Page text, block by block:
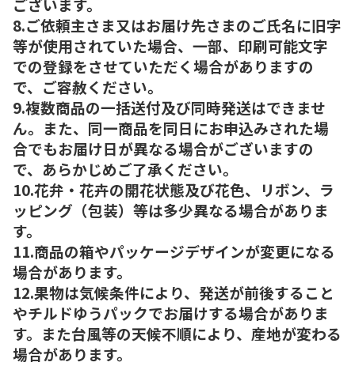
ございます。
8.ご依頼主さま又はお届け先さまのご氏名に旧字
等が使用されていた場合、一部、印刷可能文字
での登録をさせていただく場合がありますの
で、ご容赦ください。
9.複数商品の一括送付及び同時発送はできませ
ん。また、同一商品を同日にお申込みされた場
合でもお届け日が異なる場合がございますの
で、あらかじめご了承ください。
10.花弁・花卉の開花状態及び花色、リボン、ラ
ッピング（包装）等は多少異なる場合がありま
す。
11.商品の箱やパッケージデザインが変更になる
場合があります。
12.果物は気候条件により、発送が前後すること
やチルドゆうパックでお届けする場合がありま
す。また台風等の天候不順により、産地が変わる
場合があります。